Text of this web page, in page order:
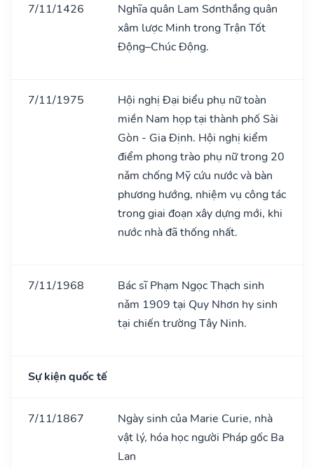
7/11/1426
Nghĩa quân Lam Sơnthắng quân
xâm lược Minh trong Trận Tốt
Động–Chúc Động.
7/11/1975
Hội nghị Đại biểu phụ nữ toàn
miền Nam họp tại thành phố Sài
Gòn - Gia Định. Hội nghị kiểm
điểm phong trào phụ nữ trong 20
nǎm chống Mỹ cứu nước và bàn
phương hướng, nhiệm vụ công tác
trong giai đoạn xây dựng mới, khi
nước nhà đã thống nhất.
7/11/1968
Bác sĩ Phạm Ngọc Thạch sinh
nǎm 1909 tại Quy Nhơn hy sinh
tại chiến trường Tây Ninh.
Sự kiện quốc tế
7/11/1867
Ngày sinh của Marie Curie, nhà
vật lý, hóa học người Pháp gốc Ba
Lan